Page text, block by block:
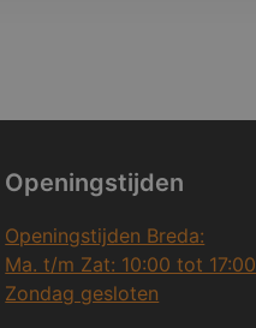
Openingstijden
Openingstijden Breda:
Ma. t/m Zat: 10:00 tot 17:00
Zondag gesloten